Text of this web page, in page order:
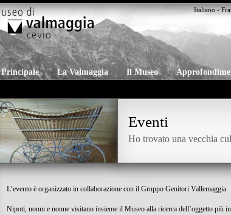
Italiano-
Principale La Valmaggia Il Museo
Eventi
Ho trovato una vecchia
L’evento è organizzato in collaborazione con il Gruppo Genitori Vallemaggia.
Nipoti, nonni e nonne visitano insieme il Museo alla ricerca dell’oggetto più